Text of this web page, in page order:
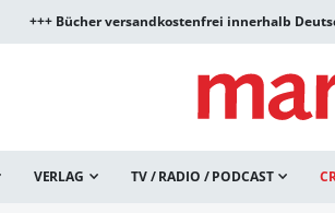
+++ Bücher versandkostenfrei innerhalb
VERLAG TV / RADIO / PODCAST